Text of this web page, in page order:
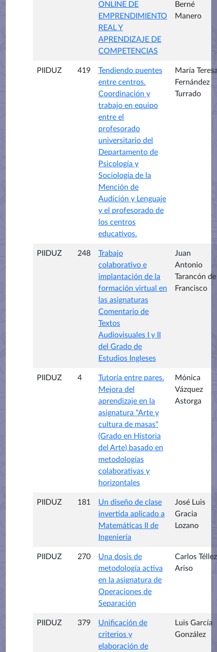
ONLINE DE
EMPRENDIMIENTO
REAL Y
APRENDIZAJE DE
COMPETENCIAS
Berné
Manero
PIIDUZ 419
Tendiendo puentes
entre centros.
Coordinación y
trabajo en equipo
entre el
profesorado
universitario del
Departamento de
Psicología y
Sociología de la
Mención de
Audición y Lenguaje
y el profesorado de
los centros
educativos.
María
Fernández
Turrado
PIIDUZ 248
Trabajo
colaborativo e
implantación de la
formación virtual en
las asignaturas
Comentario de
Textos
Audiovisuales I y II
del Grado de
Estudios Ingleses
Juan
Antonio
Tarancón de
Francisco
PIIDUZ 4
Tutoría entre pares.
Mejora del
aprendizaje en la
asignatura "Arte y
cultura de masas"
(Grado en Historia
del Arte) basado en
metodologías
colaborativas y
horizontales
Mónica
Vázquez
Astorga
PIIDUZ 181
Un diseño de clase
invertida aplicado a
Matemáticas II de
Ingeniería
José Luis
Gracia
Lozano
PIIDUZ 270
Una dosis de
metodología activa
en la asignatura de
Operaciones de
Separación
Carlos Téllez
Ariso
PIIDUZ 379
Unificación de
criterios y
elaboración de
Luis García
González